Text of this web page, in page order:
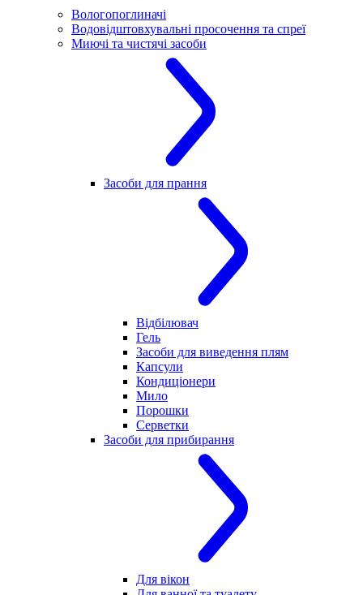
Вологопоглиначі
Водовідштовхувальні просочення та спреї
Миючі та чистячі засоби
Засоби для прання
Відбілювач
Гель
Засоби для виведення плям
Капсули
Кондиціонери
Мило
Порошки
Серветки
Засоби для прибирання
Для вікон